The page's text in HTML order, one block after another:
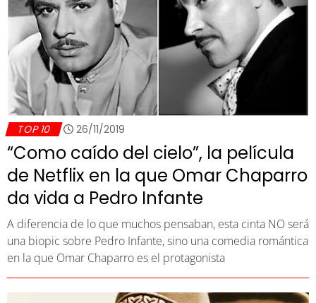
TOP 10 26/11/2019
“Como caído del cielo”, la película
de Netflix en la que Omar Chaparro
da vida a Pedro Infante
A diferencia de lo que muchos pensaban, esta cinta NO será
una biopic sobre Pedro Infante, sino una comedia romántica
en la que Omar Chaparro es el protagonista